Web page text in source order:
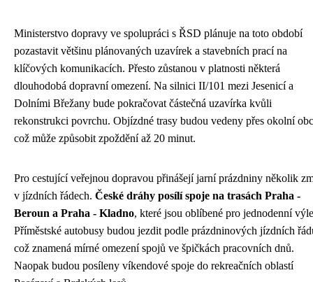
Ministerstvo dopravy ve spolupráci s ŘSD plánuje na toto období
pozastavit většinu plánovaných uzavírek a stavebních prací na
klíčových komunikacích. Přesto zůstanou v platnosti některá
dlouhodobá dopravní omezení. Na silnici II/101 mezi Jesenicí a
Dolními Břežany bude pokračovat částečná uzavírka kvůli
rekonstrukci povrchu. Objízdné trasy budou vedeny přes okolní
což může způsobit zpoždění až 20 minut.
Pro cestující veřejnou dopravou přinášejí jarní prázdniny několik
v jízdních řádech. České dráhy posílí spoje na trasách Praha -
Beroun a Praha - Kladno, které jsou oblíbené pro jednodenní
Příměstské autobusy budou jezdit podle prázdninových jízdních
což znamená mírné omezení spojů ve špičkách pracovních dnů.
Naopak budou posíleny víkendové spoje do rekreačních oblastí